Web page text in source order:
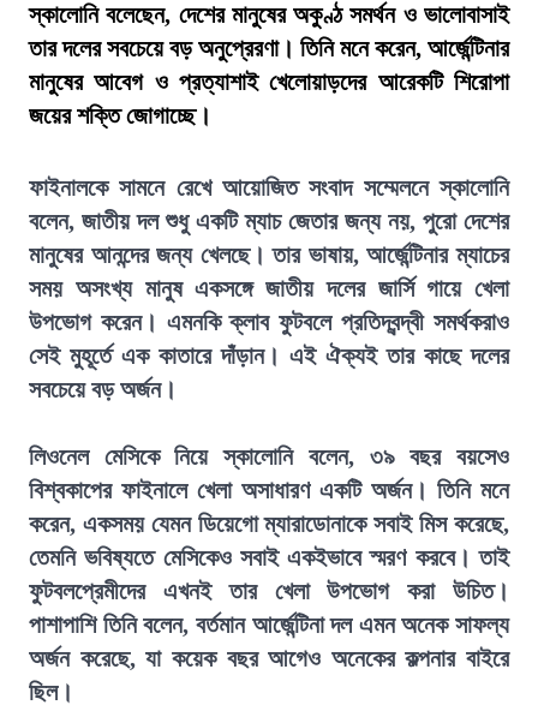
স্কালোনি বলেছেন, দেশের মানুষের অকুণ্ঠ সমর্থন ও ভালোবাসাই
তার দলের সবচেয়ে বড় অনুপ্রেরণা। তিনি মনে করেন, আর্জেন্টিনার
মানুষের আবেগ ও প্রত্যাশাই খেলোয়াড়দের আরেকটি শিরোপা
জয়ের শক্তি জোগাচ্ছে।
ফাইনালকে সামনে রেখে আয়োজিত সংবাদ সম্মেলনে স্কালোনি
বলেন, জাতীয় দল শুধু একটি ম্যাচ জেতার জন্য নয়, পুরো দেশের
মানুষের আনন্দের জন্য খেলছে। তার ভাষায়, আর্জেন্টিনার ম্যাচের
সময় অসংখ্য মানুষ একসঙ্গে জাতীয় দলের জার্সি গায়ে খেলা
উপভোগ করেন। এমনকি ক্লাব ফুটবলে প্রতিদ্বন্দ্বী সমর্থকরাও
সেই মুহূর্তে এক কাতারে দাঁড়ান। এই ঐক্যই তার কাছে দলের
সবচেয়ে বড় অর্জন।
লিওনেল মেসিকে নিয়ে স্কালোনি বলেন, ৩৯ বছর বয়সেও
বিশ্বকাপের ফাইনালে খেলা অসাধারণ একটি অর্জন। তিনি মনে
করেন, একসময় যেমন ডিয়েগো ম্যারাডোনাকে সবাই মিস করেছে,
তেমনি ভবিষ্যতে মেসিকেও সবাই একইভাবে স্মরণ করবে। তাই
ফুটবলপ্রেমীদের এখনই তার খেলা উপভোগ করা উচিত।
পাশাপাশি তিনি বলেন, বর্তমান আর্জেন্টিনা দল এমন অনেক সাফল্য
অর্জন করেছে, যা কয়েক বছর আগেও অনেকের কল্পনার বাইরে
ছিল।